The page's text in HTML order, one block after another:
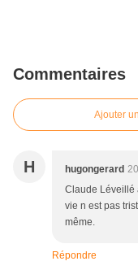
Commentaires
Ajouter
H hugongerard
Claude Léveillé
vie n est pas
même.
Répondre